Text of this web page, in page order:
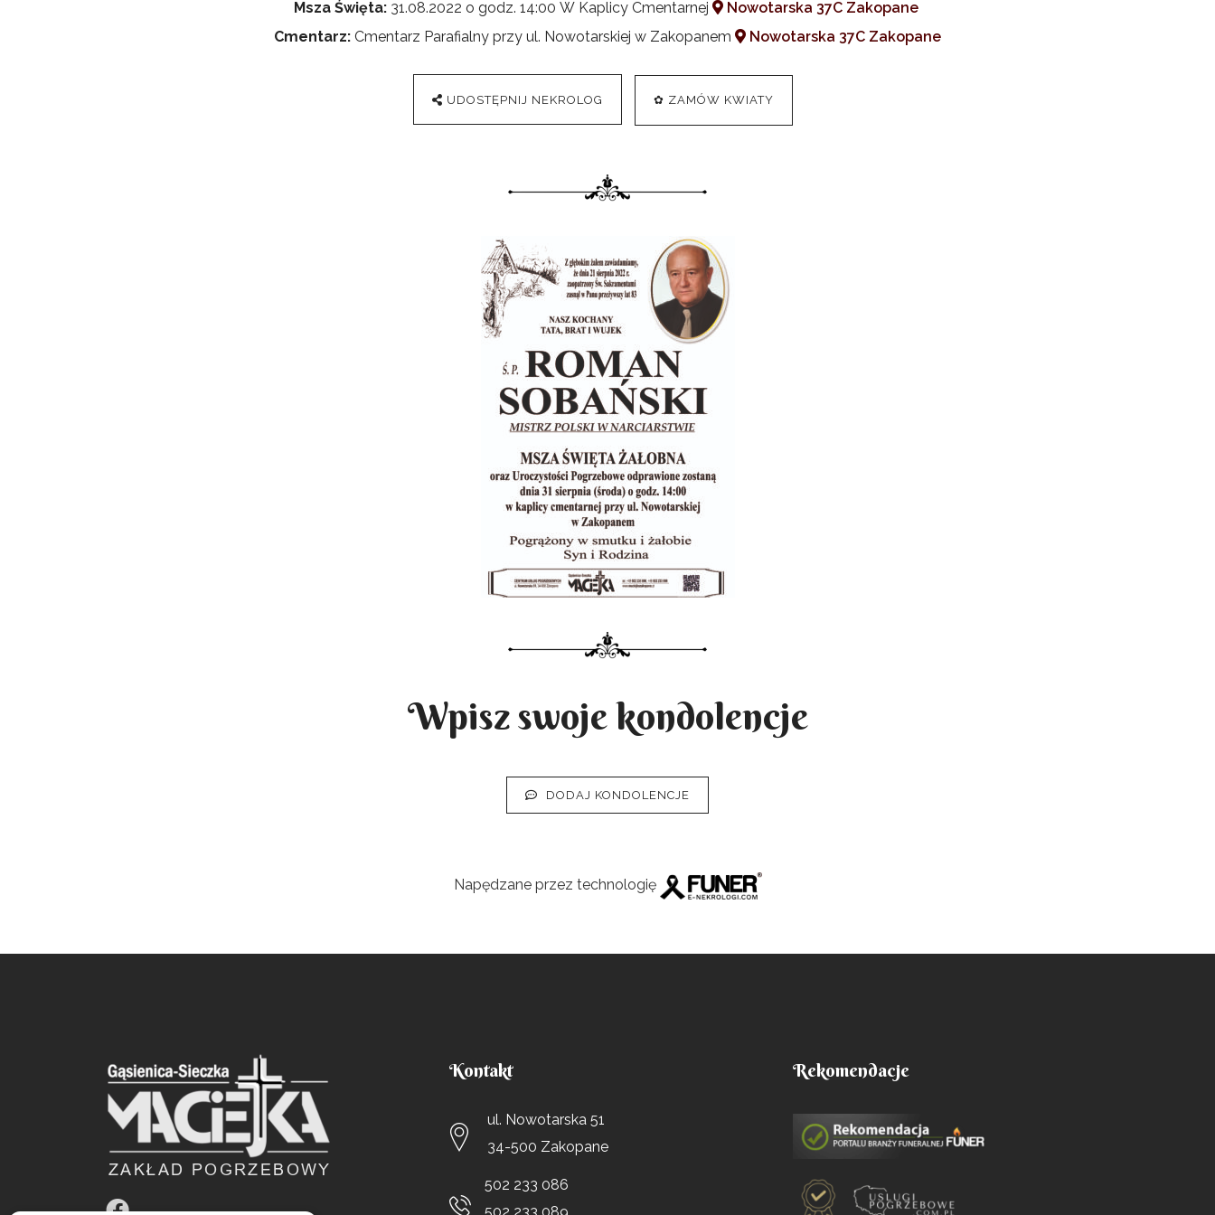
Msza Święta:31.08.2022 o godz. 14:00 W Kaplicy Cmentarnej
Nowotarska 37C Zakopane
Cmentarz: Cmentarz Parafialny przy ul. Nowotarskiej w Zakopanem Nowotarska 37C Zakopane
UDOSTĘPNIJ NEKROLOG ✿ ZAMÓW KWIATY
Wpisz swoje kondolencje
DODAJ KONDOLENCJE
Napędzane przez technologię
Kontakt
ul. Nowotarska 51
34-500 Zakopane
502 233 086
Rekomendacje